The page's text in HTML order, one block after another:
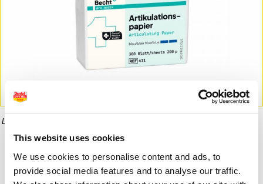
This website uses cookies
We use cookies to personalise content and ads, to
provide social media features and to analyse our traffic.
La imagen puede diferir del producto final.
Informaci�n del producto